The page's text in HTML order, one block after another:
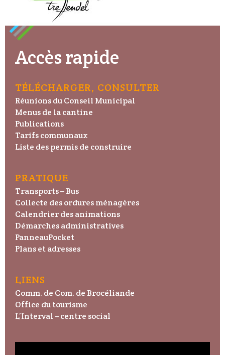
Accès rapide
TÉLÉCHARGER, CONSULTER
Réunions du Conseil Municipal
Menus de la cantine
Publications
Tarifs communaux
Liste des permis de construire
PRATIQUE
Transports – Bus
Collecte des ordures ménagères
Calendrier des animations
Démarches administratives
PanneauPocket
Plans et adresses
LIENS
Comm. de Com. de Brocéliande
Office du tourisme
L’Interval – centre social